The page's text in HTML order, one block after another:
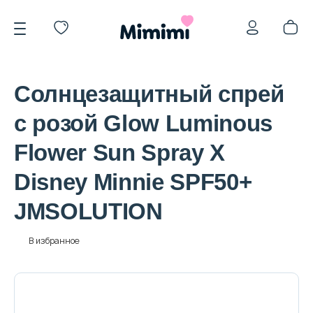
*OVERSTOCK -30%
Уход за лицом
Солнцезащитный спрей
с розой Glow Luminous
Flower Sun Spray X
Disney Minnie SPF50+
JMSOLUTION
В избранное